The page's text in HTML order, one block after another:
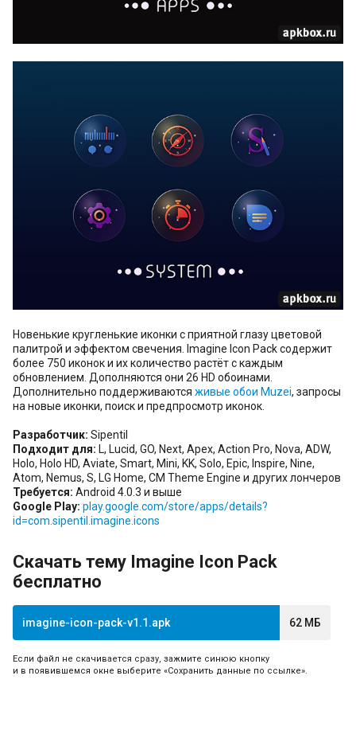
Новенькие кругленькие иконки с приятной глазу цветовой
палитрой и эффектом свечения. Imagine Icon Pack содержит
более 750 иконок и их количество растёт с каждым
обновлением. Дополняются они 26 HD обоинами.
Дополнительно поддерживаются живые обои Muzei, запросы
на новые иконки, поиск и предпросмотр иконок.
Разработчик: Sipentil
Подходит для: L, Lucid, GO, Next, Apex, Action Pro, Nova, ADW,
Holo, Holo HD, Aviate, Smart, Mini, KK, Solo, Epic, Inspire, Nine,
Atom, Nemus, S, LG Home, CM Theme Engine и других лончеров
Требуется: Android 4.0.3 и выше
Google Play: play.google.com/store/apps/details?
id=com.sipentil.imagine.icons
Скачать тему Imagine Icon Pack
бесплатно
imagine-icon-pack-v1.1.apk 62 МБ
Если файл не скачивается сразу, зажмите синюю кнопку
и в появившемся окне выберите «Сохранить данные по ссылке».